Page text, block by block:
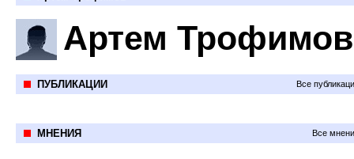
Артем Трофимов
ПУБЛИКАЦИИ Все
МНЕНИЯ Все